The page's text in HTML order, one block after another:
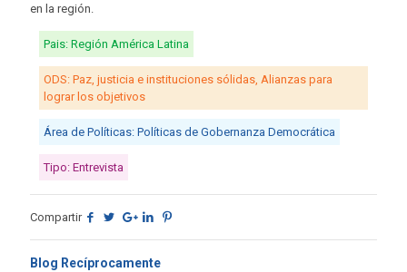
en la región.
Pais: Región América Latina
ODS: Paz, justicia e instituciones sólidas, Alianzas para
lograr los objetivos
Área de Políticas: Políticas de Gobernanza Democrática
Tipo: Entrevista
Compartir
Blog Recíprocamente